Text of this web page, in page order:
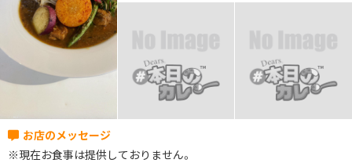
モーニングあり
年中無休 5名以上の団体歓迎
禁煙席のみ 喫煙席あり
テーブル席あり テラス席あり
テラス席ペット可 子連れ・赤ちゃんOK
カレー専門店 辛さが選べるお店
無料駐車場あり
モーニングあり
年中無休 5名以上の団体歓迎 テイクアウトOK
カウンター席あり
※現在お食事は提供しておりません。